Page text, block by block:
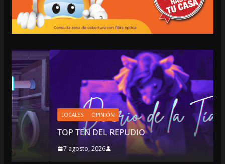
LOCALES OPINIÓN
TOP TEN DEL REPUDIO
7 agosto, 2026